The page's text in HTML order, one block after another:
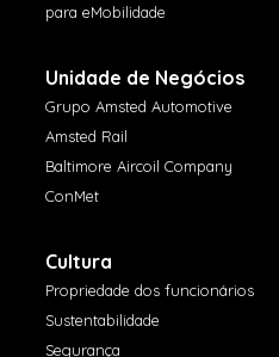
para eMobilidade
Unidade de Negócios
Grupo Amsted Automotive
Amsted Rail
Baltimore Aircoil Company
ConMet
Cultura
Propriedade dos funcionários
Sustentabilidade
Segurança